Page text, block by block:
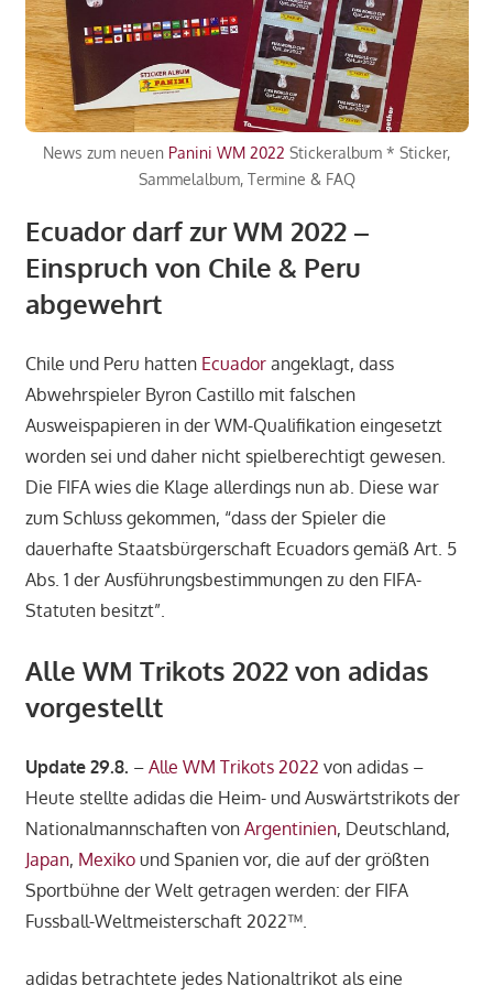
News zum neuen Panini WM 2022 Stickeralbum * Sticker,
Sammelalbum, Termine & FAQ
Ecuador darf zur WM 2022 –
Einspruch von Chile & Peru
abgewehrt
Chile und Peru hatten Ecuadorangeklagt, dass
Abwehrspieler Byron Castillo mit falschen
Ausweispapieren in der WM-Qualifikation eingesetzt
worden sei und daher nicht spielberechtigt gewesen.
Die FIFA wies die Klage allerdings nun ab. Diese war
zum Schluss gekommen, “dass der Spieler die
dauerhafte Staatsbürgerschaft Ecuadors gemäß Art. 5
Abs. 1 der Ausführungsbestimmungen zu den FIFA-
Statuten besitzt”.
Alle WM Trikots 2022 von adidas
vorgestellt
Update 29.8. – Alle WM Trikots 2022 von adidas –
Heute stellte adidas die Heim- und Auswärtstrikots der
Nationalmannschaften von Argentinien, Deutschland,
Japan, Mexikound Spanien vor, die auf der größten
Sportbühne der Welt getragen werden: der FIFA
Fussball-Weltmeisterschaft 2022™.
adidas betrachtete jedes Nationaltrikot als eine